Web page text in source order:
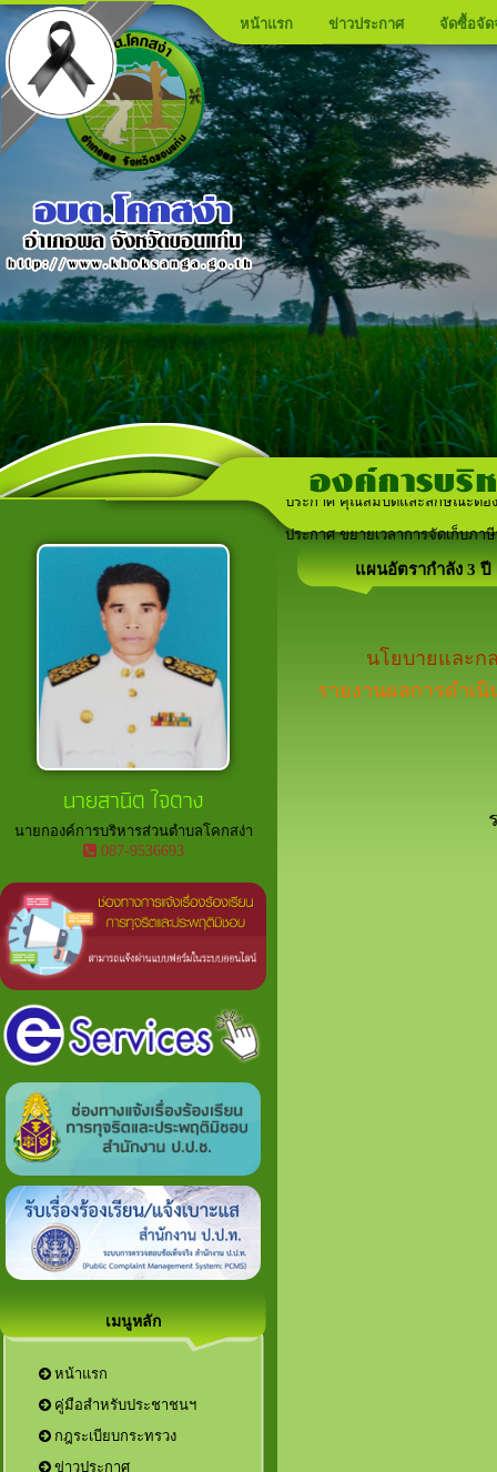
หน้าแรก ข่าวประกาศ จัดซื้อจัด
ลานกีฬาภายในพื้นที่ตำบลโคกสง่า
เวทีประชาคม ประจำปีงบประมาณ
อาสาสมัครท้องถิ่นรักษ์โลก (อถล.)
ประกาศ ขยายเวลาการจัดเก็บภ
ประกาศ คุณสมบัติและลักษณะต้อ
นายสานิต ใจตาง
นายกองค์การบริหารส่วนตำบลโคกสง่า
087-9536693
เมนูหลัก
หน้าแรก
คู่มือสำหรับประชาชนฯ
กฎระเบียบกระทรวง
ข่าวประกาศ
แผนอัตรากำลัง 3
นโยบายและก
รายงานผลการดําเ